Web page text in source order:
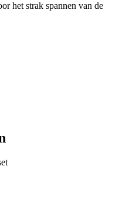
het strak spannen van de